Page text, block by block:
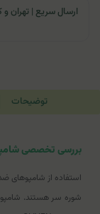
توضیحات
بررسی تخصصی
استفاده از شامپوهای
شوره سر هستند.